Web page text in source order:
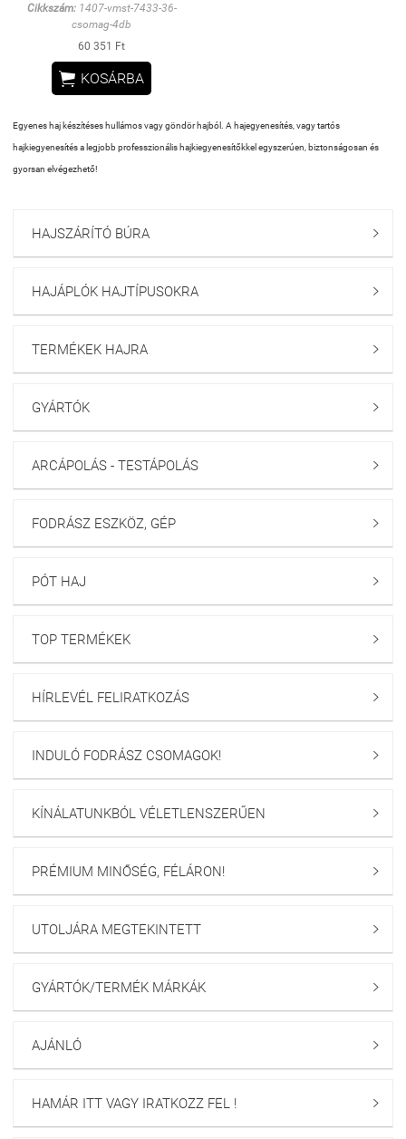
Cikkszám:1407-vmst-7433-36-
csomag-4db
60 351 Ft
 KOSÁRBA
Egyenes haj készítéses hullámos vagy göndör hajból. A hajegyenesítés, vagy tartós
hajkiegyenesítés a legjobb professzionális hajkiegyenesítőkkel egyszerúen, biztonságosan és
gyorsan elvégezhető!
HAJSZÁRÍTÓ BÚRA 
HAJÁPLÓK HAJTÍPUSOKRA 
TERMÉKEK HAJRA 
GYÁRTÓK 
ARCÁPOLÁS - TESTÁPOLÁS 
FODRÁSZ ESZKÖZ, GÉP 
PÓT HAJ 
TOP TERMÉKEK 
HÍRLEVÉL FELIRATKOZÁS 
INDULÓ FODRÁSZ CSOMAGOK! 
KÍNÁLATUNKBÓL VÉLETLENSZERŰEN 
PRÉMIUM MINŐSÉG, FÉLÁRON! 
UTOLJÁRA MEGTEKINTETT 
GYÁRTÓK/TERMÉK MÁRKÁK 
AJÁNLÓ 
HAMÁR ITT VAGY IRATKOZZ FEL ! 